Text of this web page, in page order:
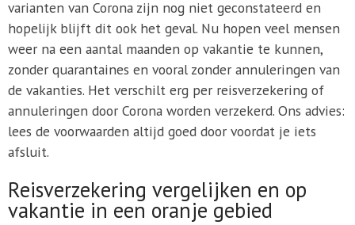
varianten van Corona zijn nog niet geconstateerd en
hopelijk blijft dit ook het geval. Nu hopen veel mensen
weer na een aantal maanden op vakantie te kunnen,
zonder quarantaines en vooral zonder annuleringen van
de vakanties. Het verschilt erg per reisverzekering of
annuleringen door Corona worden verzekerd. Ons advies:
lees de voorwaarden altijd goed door voordat je iets
afsluit.
Reisverzekering vergelijken en op
vakantie in een oranje gebied